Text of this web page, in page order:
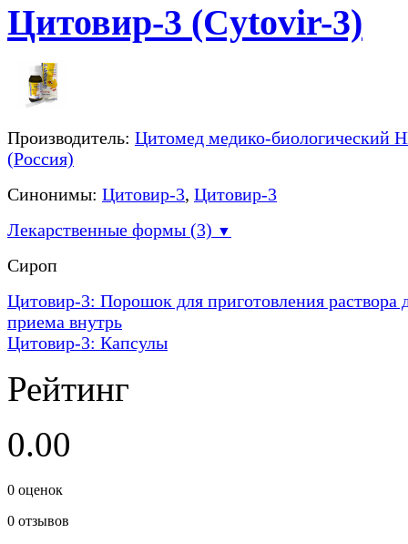
Цитовир-3 (Cytovir-3)
Производитель: Цитомед медико-биологический
(Россия)
Синонимы: Цитовир-3, Цитовир-3
Лекарственные формы (3) ▼
Сироп
Цитовир-3: Порошок для приготовления раствора
приема внутрь
Цитовир-3: Капсулы
Рейтинг
0.00
0 оценок
0 отзывов